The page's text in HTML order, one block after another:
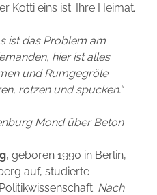
Kotti eins ist: Ihre Heimat.
ist das Problem am
hier ist alles
und Rumgegröle
rotzen und spucken.“
Mond über Beton
, geboren 1990 in Berlin,
auf, studierte
Nach